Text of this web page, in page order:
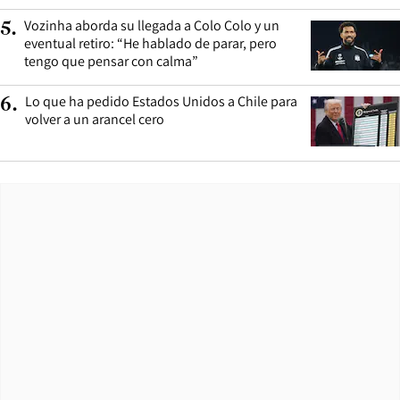
5. Vozinha aborda su llegada a Colo Colo y un
eventual retiro: “He hablado de parar, pero
tengo que pensar con calma”
6. Lo que ha pedido Estados Unidos a Chile para
volver a un arancel cero